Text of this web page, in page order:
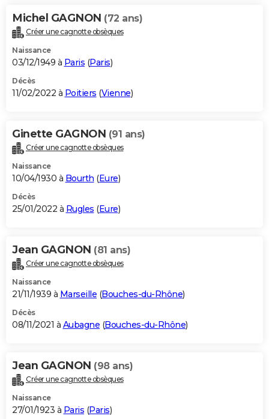
Michel GAGNON (72 ans)
Créer une cagnotte obsèques
Naissance
03/12/1949 à Paris (Paris)
Décès
11/02/2022 à Poitiers (Vienne)
Ginette GAGNON (91 ans)
Créer une cagnotte obsèques
Naissance
10/04/1930 à Bourth (Eure)
Décès
25/01/2022 à Rugles (Eure)
Jean GAGNON (81 ans)
Créer une cagnotte obsèques
Naissance
21/11/1939 à Marseille (Bouches-du-Rhône)
Décès
08/11/2021 à Aubagne (Bouches-du-Rhône)
Jean GAGNON (98 ans)
Créer une cagnotte obsèques
Naissance
27/01/1923 à Paris (Paris)